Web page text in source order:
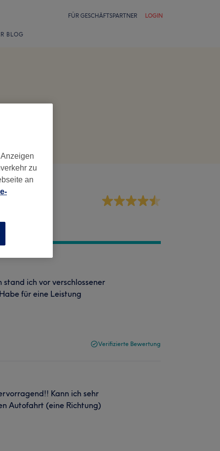
FÜR GESCHÄFTSPARTNER LOGIN
BLOG
ich vor verschlossener
für eine Leistung
Verifizierte Bewertung
Kann ich sehr
Autofahrt (eine Richtung)
zu
an